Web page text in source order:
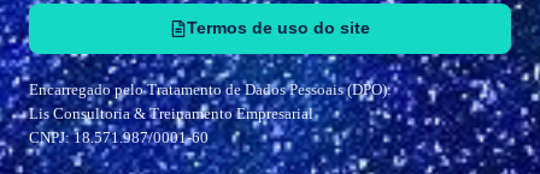
Termos de uso do site
Encarregado pelo Tratamento de Dados Pessoais (DPO):
Lis Consultoria & Treinamento Empresarial
CNPJ: 18.571.987/0001-60